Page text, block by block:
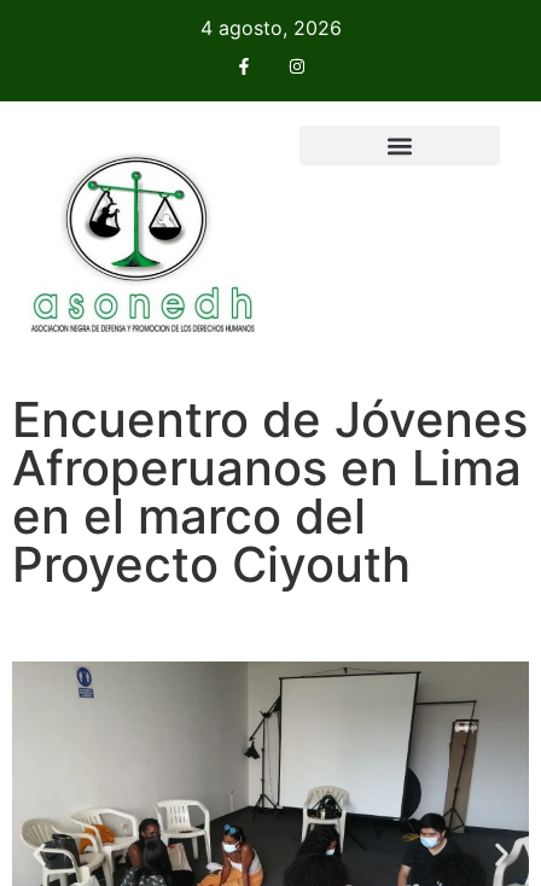
4 agosto, 2026
Encuentro de Jóvenes
Afroperuanos en Lima
en el marco del
Proyecto Ciyouth